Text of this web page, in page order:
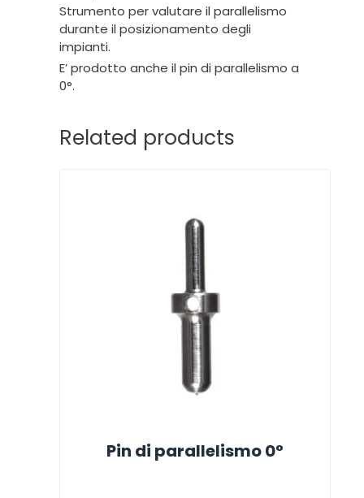
Strumento per valutare il parallelismo
durante il posizionamento degli
impianti.
E’ prodotto anche il pin di parallelismo a
0°.
Related products
Pin di parallelismo 0°